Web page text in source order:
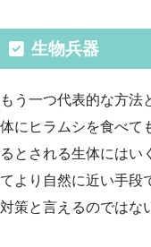
生物兵器
もう一つ代表的な方法
体にヒラムシを食べて
るとされる生体にはい
てより自然に近い手段
対策と言えるのではな